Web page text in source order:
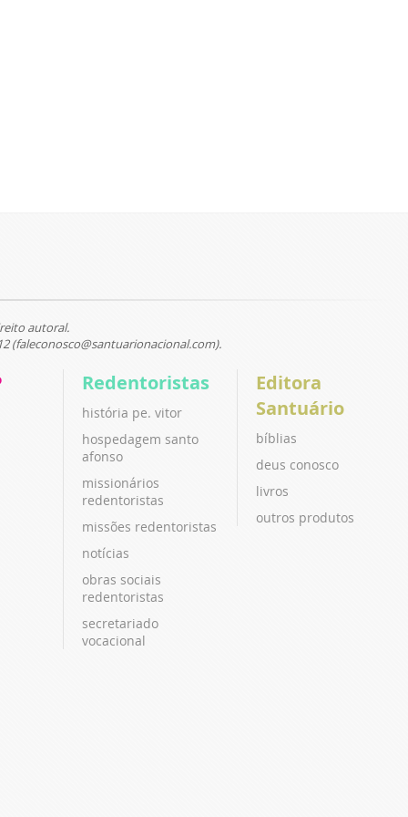
autoral.
(faleconosco@santuarionacional.com).
Redentoristas
história pe. vitor
hospedagem santo
afonso
missionários
redentoristas
missões redentoristas
notícias
obras sociais
redentoristas
secretariado
vocacional
Editora
Santuário
bíblias
deus conosco
livros
outros produtos